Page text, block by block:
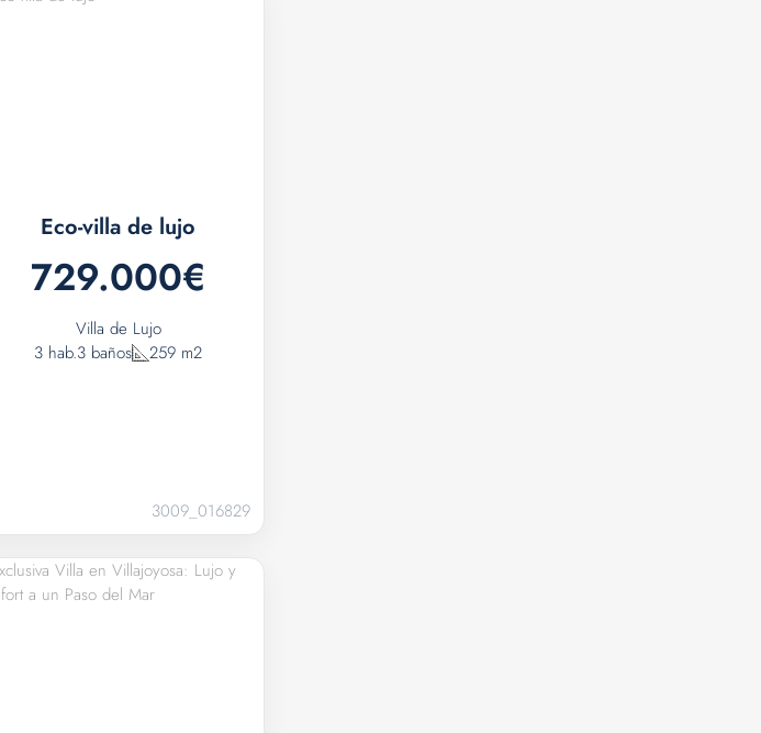
Eco-villa de lujo
729.000€
Villa de Lujo
3 hab.3 baños 259 m2
3009_016829